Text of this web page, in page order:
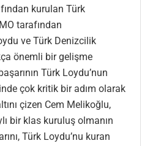
kurulan Türk
tarafından
ve Türk Denizcilik
önemli bir gelişme
Türk Loydu’nun
çok kritik bir adım olarak
çizen Cem Melikoğlu,
bir klas kuruluş olmanın
Türk Loydu’nu kuran